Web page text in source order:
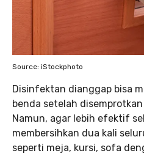
Source: iStockphoto
Disinfektan dianggap bisa
benda setelah
Namun, agar lebih efektif
membersihkan dua kali
seperti meja, kursi, sofa